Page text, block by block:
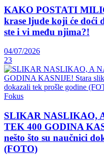
KAKO POSTATI
krase ljude koji će
ste i vi među njima?!
04/07/2026
23
Fokus
SLIKAR NASLIKAO,
TEK 400 GODINA
nešto što su naučnici
(FOTO)